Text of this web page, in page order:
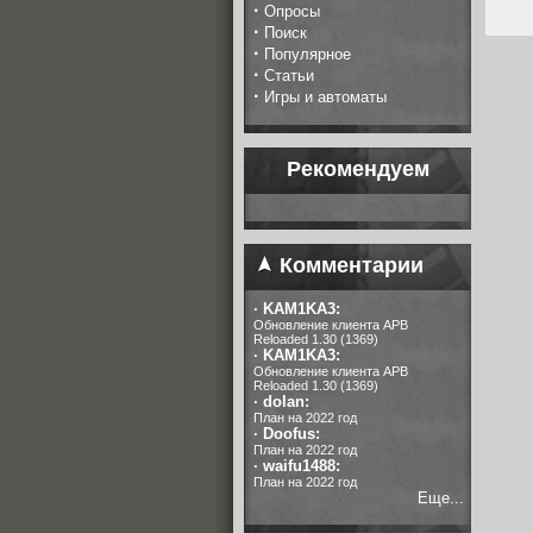
· Опросы
· Поиск
· Популярное
· Статьи
· Игры и автоматы
Рекомендуем
Комментарии
· KAM1KA3:
Обновление клиента APB
Reloaded 1.30 (1369)
· KAM1KA3:
Обновление клиента APB
Reloaded 1.30 (1369)
· dolan:
План на 2022 год
· Doofus:
План на 2022 год
· waifu1488:
План на 2022 год
Еще...